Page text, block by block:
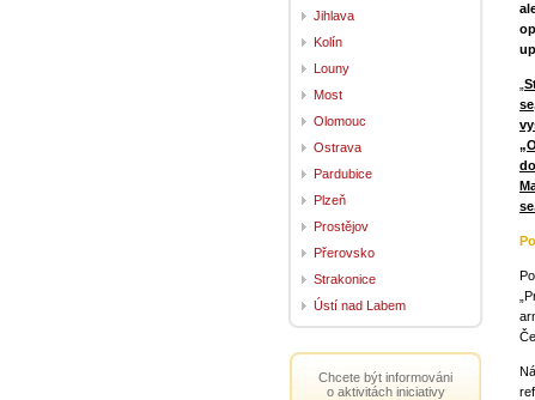
Jihlava
Kolín
Louny
Most
Olomouc
Ostrava
Pardubice
Plzeň
Prostějov
Přerovsko
Strakonice
Ústí nad Labem
Chcete být informováni
o aktivitách iniciativy